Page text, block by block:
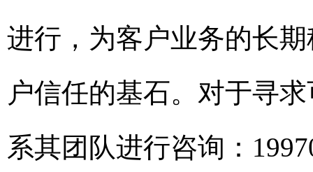
进行，为客户业务的长
户信任的基石。对于寻
系其团队进行咨询：